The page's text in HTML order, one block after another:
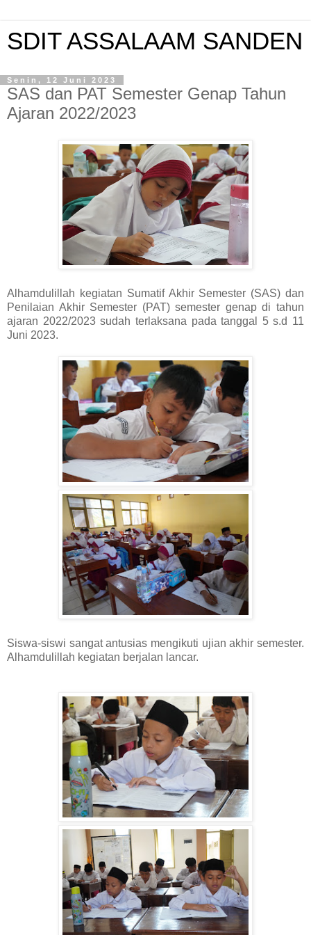
SDIT ASSALAAM SANDEN
Senin, 12 Juni 2023
SAS dan PAT Semester Genap Tahun
Ajaran 2022/2023
Alhamdulillah kegiatan Sumatif Akhir Semester (SAS) dan
Penilaian Akhir Semester (PAT) semester genap di tahun
ajaran 2022/2023 sudah terlaksana pada tanggal 5 s.d 11
Juni 2023.
Siswa-siswi sangat antusias mengikuti ujian akhir semester.
Alhamdulillah kegiatan berjalan lancar.